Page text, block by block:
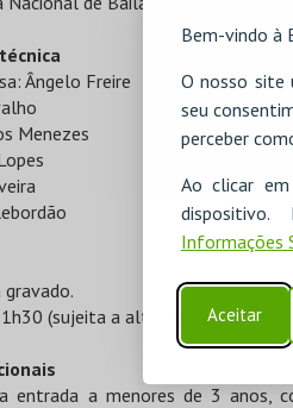
Bem-vindo à
O nosso site
seu
perceber
Ao clicar
Informações
Aceitar
Ângelo Freire
Menezes
(sujeita a alterações)
entrada a menores de 3 anos,